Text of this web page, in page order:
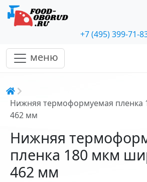
+7 (495) 399-71-
меню
Строка навигации
Нижняя термоформуемая
462 мм
Нижняя
пленка 180 мкм
462 мм